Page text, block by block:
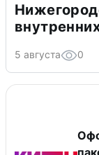
5 августа 0